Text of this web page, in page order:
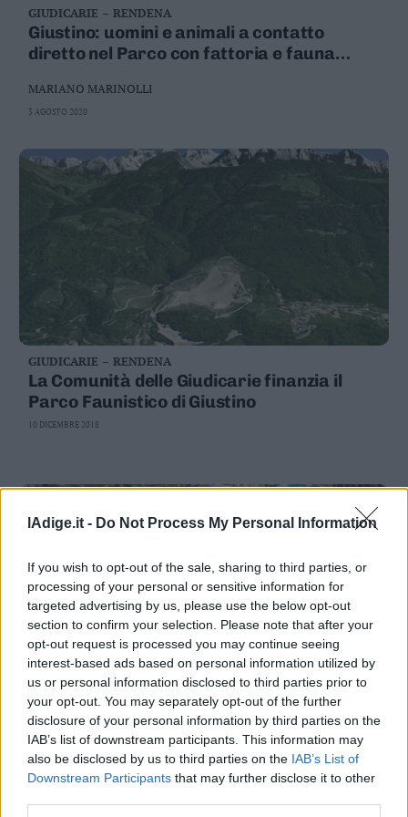
lAdige.it - Do Not Process My Personal Information
If you wish to opt-out of the sale, sharing to third parties, or
processing of your personal or sensitive information for
targeted advertising by us, please use the below opt-out
section to confirm your selection. Please note that after your
opt-out request is processed you may continue seeing
interest-based ads based on personal information utilized by
us or personal information disclosed to third parties prior to
your opt-out. You may separately opt-out of the further
disclosure of your personal information by third parties on the
IAB’s list of downstream participants. This information may
also be disclosed by us to third parties on the IAB’s List of
Downstream Participants that may further disclose it to other
Business
Wire
Territori
Trento
Rovereto
Riva
Ledro
Rotaliana
Valle
dei
Laghi
Valsugana
Vallagarina
Fiemme
Fassa
Giudicarie
Rendena
Adige
Südtirol
Dolomiti
GIUDICARIE – RENDENA
Giustino: uomini e animali a contatto
diretto nel Parco con fattoria e fauna
MARIANO MARINOLLI
3 AGOSTO 2020
GIUDICARIE – RENDENA
La Comunità delle Giudicarie finanzia il
Parco Faunistico di Giustino
10 DICEMBRE 2018
LAVIS – ROTALIANA
Sotto Natale pacchetto unico mercatino -
Parco faunistico
22 NOVEMBRE 2017